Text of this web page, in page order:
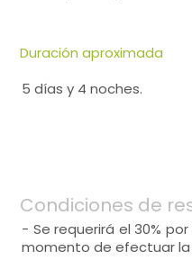
Duración aproximada
5 días y 4 noches.
Condiciones de
- Se requerirá el 30%
momento de efectuar la